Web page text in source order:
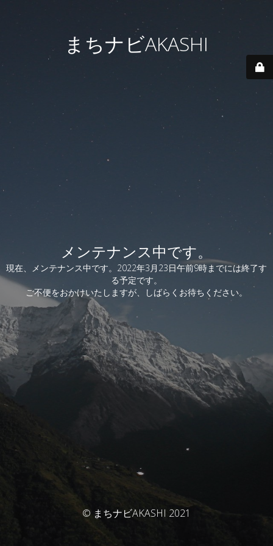
まちナビAKASHI
メンテナンス中です。
現在、メンテナンス中です。2022年3月23日午前9時までには終了す
る予定です。
ご不便をおかけいたしますが、しばらくお待ちください。
© まちナビAKASHI 2021